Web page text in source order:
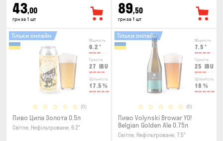
43,00
грн за 1 шт
89,50
грн за 1 шт
Міцність
6.2 °
Гіркота
27 IBU
Щільність
17.5 %
(0)
Тільки онлайн
Пиво Ципа Золота 0.5л
Світле, Нефільтроване, 6.2°
Міцність
7.5 °
Гіркота
25 IBU
Щільність
18 %
(0)
Тільки онлайн
Пиво Volynski Browar YO!
Belgian Golden Ale 0.75л
Світле, Нефільтроване, 7.5°